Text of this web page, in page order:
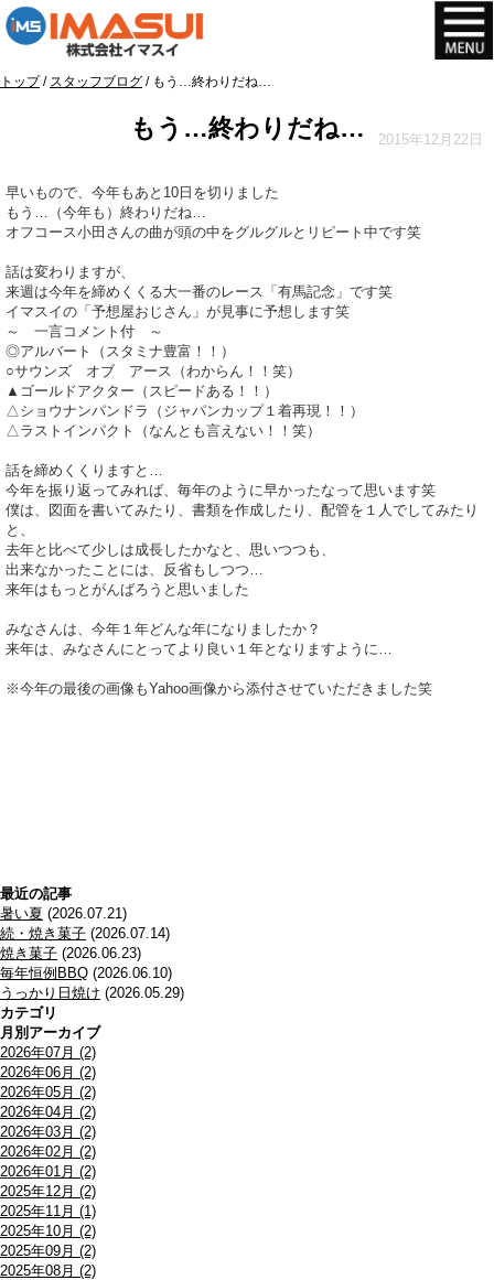
現
トップ/ スタッフブログ / もう…終わりだね…
もう…終わりだね… 2015年12月22日
早いもので、今年もあと10日を切りました
もう…（今年も）終わりだね…
オフコース小田さんの曲が頭の中をグルグルとリピート中です笑
話は変わりますが、
来週は今年を締めくくる大一番のレース「有馬記念」です笑
イマスイの「予想屋おじさん」が見事に予想します笑
～ 一言コメント付 ～
◎アルバート（スタミナ豊富！！）
○サウンズ オブ アース（わからん！！笑）
▲ゴールドアクター（スピードある！！）
△ショウナンパンドラ（ジャパンカップ１着再現！！）
△ラストインパクト（なんとも言えない！！笑）
話を締めくくりますと…
今年を振り返ってみれば、毎年のように早かったなって思います笑
僕は、図面を書いてみたり、書類を作成したり、配管を１人でしてみたり
と、
去年と比べて少しは成長したかなと、思いつつも、
出来なかったことには、反省もしつつ…
来年はもっとがんばろうと思いました
みなさんは、今年１年どんな年になりましたか？
来年は、みなさんにとってより良い１年となりますように…
※今年の最後の画像もYahoo画像から添付させていただきました笑
最近の記事
暑い夏 (2026.07.21)
続・焼き菓子 (2026.07.14)
焼き菓子 (2026.06.23)
毎年恒例BBQ (2026.06.10)
うっかり日焼け (2026.05.29)
カテゴリ
月別アーカイブ
2026年07月 (2)
2026年06月 (2)
2026年05月 (2)
2026年04月 (2)
2026年03月 (2)
2026年02月 (2)
2026年01月 (2)
2025年12月 (2)
2025年11月 (1)
2025年10月 (2)
2025年09月 (2)
2025年08月 (2)